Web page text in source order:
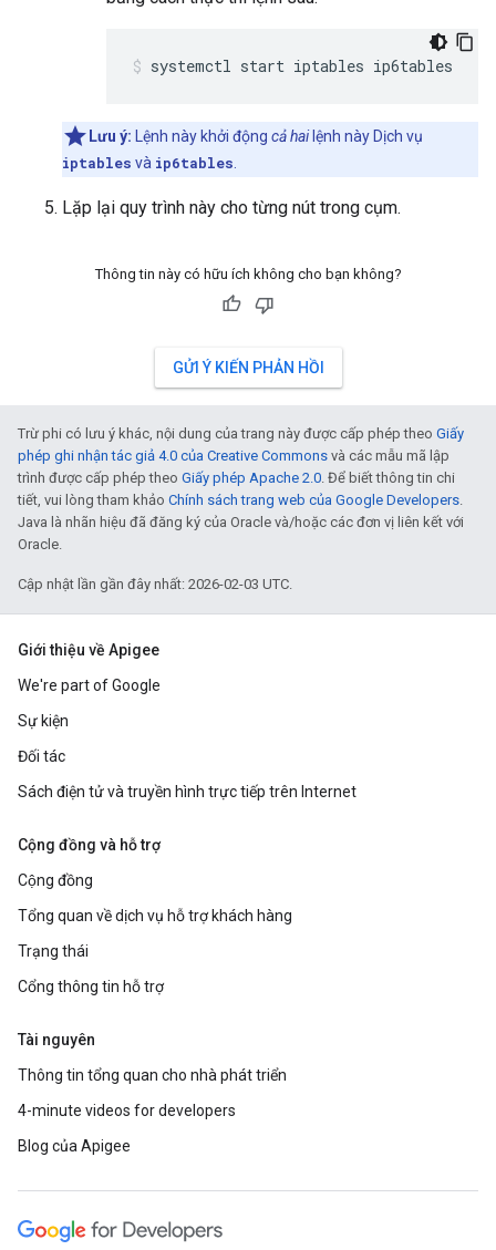
systemctl start iptables ip6tables
Lưu ý: Lệnh này khởi động cả hailệnh này Dịch vụ
iptables và ip6tables
Lặp lại quy trình này cho từng nút trong cụm.
Thông tin này có hữu ích không cho bạn không?
GỬI Ý KIẾN PHẢN HỒI
Trừ phi có lưu ý khác, nội dung của trang này được cấp phép theo Giấy
phép ghi nhận tác giả 4.0 của Creative Commons và các mẫu mã lập
trình được cấp phép theo Giấy phép Apache 2.0. Để biết thông tin chi
tiết, vui lòng tham khảo Chính sách trang web của Google Developers.
Java là nhãn hiệu đã đăng ký của Oracle và/hoặc các đơn vị liên kết với
Oracle.
Cập nhật lần gần đây nhất: 2026-02-03 UTC.
Giới thiệu về Apigee
We're part of Google
Sự kiện
Đối tác
Sách điện tử và truyền hình trực tiếp trên Internet
Cộng đồng và hỗ trợ
Cộng đồng
Tổng quan về dịch vụ hỗ trợ khách hàng
Trạng thái
Cổng thông tin hỗ trợ
Tài nguyên
Thông tin tổng quan cho nhà phát triển
4-minute videos for developers
Blog của Apigee